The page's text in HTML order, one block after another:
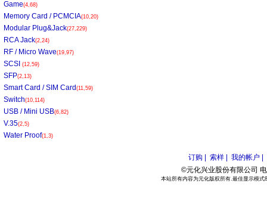
Game(4,68)
Memory Card / PCMCIA(10,20)
Modular Plug&Jack(27,229)
RCA Jack(2,24)
RF / Micro Wave(19,97)
SCSI (12,59)
SFP(2,13)
Smart Card / SIM Card (11,59)
Switch(10,114)
USB / Mini USB(6,82)
V.35(2,5)
Water Proof(1,3)
订购 | 索样 |
我的帐户 |
©元化兴业股份有限公司
本站所有内容为元化版权所有.最佳显示模